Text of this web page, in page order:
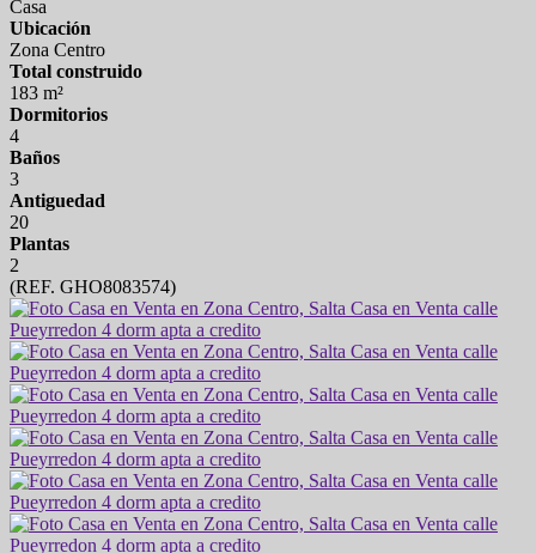
Casa
Ubicación
Zona Centro
Total construido
183 m²
Dormitorios
4
Baños
3
Antiguedad
20
Plantas
2
(REF. GHO8083574)